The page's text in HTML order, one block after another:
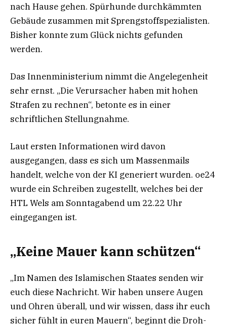
nach Hause gehen. Spürhunde durchkämmten
Gebäude zusammen mit Sprengstoffspezialisten.
Bisher konnte zum Glück nichts gefunden
werden.
Das Innenministerium nimmt die Angelegenheit
sehr ernst. „Die Verursacher haben mit hohen
Strafen zu rechnen“, betonte es in einer
schriftlichen Stellungnahme.
Laut ersten Informationen wird davon
ausgegangen, dass es sich um Massenmails
handelt, welche von der KI generiert wurden. oe24
wurde ein Schreiben zugestellt, welches bei der
HTL Wels am Sonntagabend um 22.22 Uhr
eingegangen ist.
„Keine Mauer kann schützen“
„Im Namen des Islamischen Staates senden wir
euch diese Nachricht. Wir haben unsere Augen
und Ohren überall, und wir wissen, dass ihr euch
sicher fühlt in euren Mauern“, beginnt die Droh-